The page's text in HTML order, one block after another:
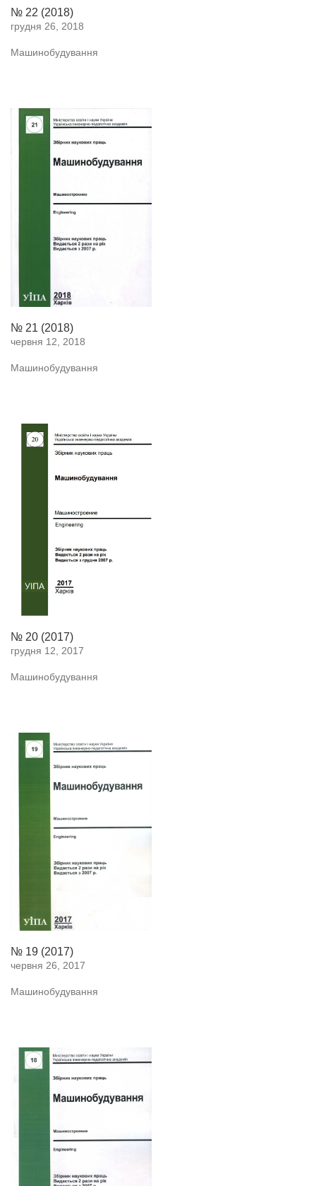
№ 22 (2018)
грудня 26, 2018
Машинобудування
№ 21 (2018)
червня 12, 2018
Машинобудування
№ 20 (2017)
грудня 12, 2017
Машинобудування
№ 19 (2017)
червня 26, 2017
Машинобудування